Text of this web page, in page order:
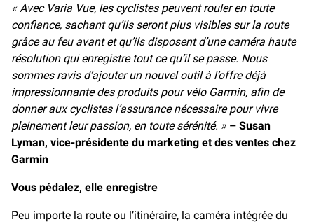
« Avec Varia Vue, les cyclistes peuvent rouler en toute
confiance, sachant qu’ils seront plus visibles sur la route
grâce au feu avant et qu’ils disposent d’une caméra haute
résolution qui enregistre tout ce qu’il se passe. Nous
sommes ravis d’ajouter un nouvel outil à l’offre déjà
impressionnante des produits pour vélo Garmin, afin de
donner aux cyclistes l’assurance nécessaire pour vivre
pleinement leur passion, en toute sérénité. » – Susan
Lyman, vice-présidente du marketing et des ventes chez
Garmin
Vous pédalez, elle enregistre
Peu importe la route ou l’itinéraire, la caméra intégrée du